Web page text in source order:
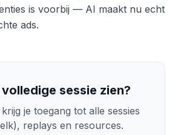
is voorbij — AI maakt nu echt
ads.
sessie zien?
je toegang tot alle sessies
replays en resources.